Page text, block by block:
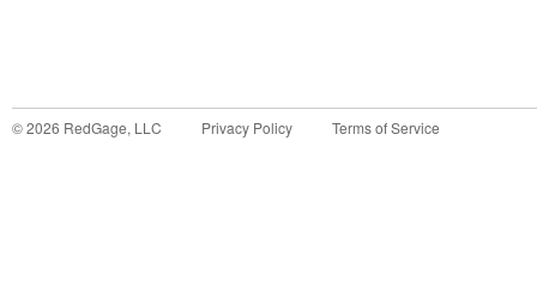
©2026 RedGage, LLC Privacy Policy Terms of Service